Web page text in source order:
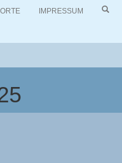
ORTE IMPRESSUM